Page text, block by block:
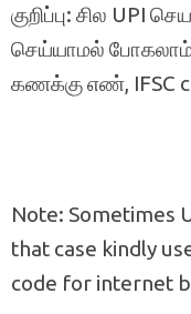
குறிப்பு: சில UPI
செய்யாமல்
கணக்கு எண், IFSC
Note: Sometimes
that case kindly
code for internet